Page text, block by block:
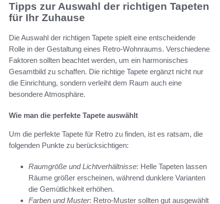
Tipps zur Auswahl der richtigen Tapeten
für Ihr Zuhause
Die Auswahl der richtigen Tapete spielt eine entscheidende
Rolle in der Gestaltung eines Retro-Wohnraums. Verschiedene
Faktoren sollten beachtet werden, um ein harmonisches
Gesamtbild zu schaffen. Die richtige Tapete ergänzt nicht nur
die Einrichtung, sondern verleiht dem Raum auch eine
besondere Atmosphäre.
Wie man die perfekte Tapete auswählt
Um die perfekte Tapete für Retro zu finden, ist es ratsam, die
folgenden Punkte zu berücksichtigen:
Raumgröße und Lichtverhältnisse: Helle Tapeten lassen
Räume größer erscheinen, während dunklere Varianten
die Gemütlichkeit erhöhen.
Farben und Muster: Retro-Muster sollten gut ausgewählt